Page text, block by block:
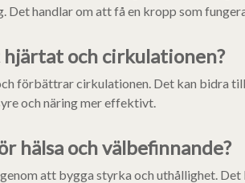
handlar om att få en kropp som
och cirkulationen?
förbättrar cirkulationen. Det kan bidra
och näring mer effektivt.
hälsa och välbefinnande?
att bygga styrka och uthållighet.